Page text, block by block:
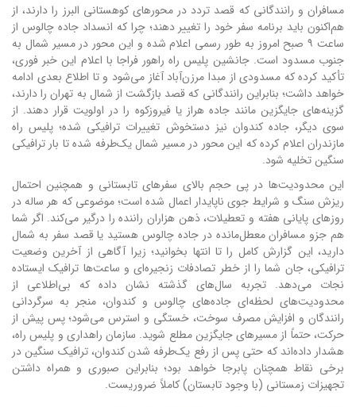
مسافران و رانندگانی که قصد تردد در محورهای کوهستانی البرز را دارند، از
هم‌اکنون باید برنامه سفر خود را تغییر دهند؛ چرا که انسداد جاده چالوس از
ساعت ۹ صبح امروز به طور رسمی اعلام شده و این محور در مسیر شمال به
جنوب مسدود است. جانشین پلیس راه راهور فراجا با اعلام این خبر فوری،
تأکید کرده که مسدودی از مبدا مرزن‌آباد آغاز می‌شود و تا اطلاع بعدی ادامه
خواهد داشت؛ بنابراین رانندگانی که قصد بازگشت از شمال به تهران را دارند،
گزینه‌های جایگزین مانند جاده هراز یا فیروزکوه را در اولویت قرار دهند. از
سوی دیگر، جاده کندوان نیز دستخوش تغییرات ترافیکی شده؛ پلیس راه
مازندران اعلام کرده که این محور در مسیر شمال یک‌طرفه شده تا بار ترافیکی
سنگین تخلیه شود.
این محدودیت‌ها در پی حجم بالای سفرهای تابستانی و همچنین احتمال
ریزش سنگ و شرایط جوی ناپایدار اعمال شده است؛ موضوعی که هر ساله در
روزهای پایانی هفته و تعطیلات، ذهن هزاران راننده را درگیر می‌کند. اگر شما
هم جزو مسافران معطل‌مانده در جاده چالوس هستید یا قصد سفر به شمال
دارید، این گزارش کامل را تا انتها بخوانید؛ زیرا آگاهی از آخرین وضعیت
ترافیکی، جان شما را از خطر تصادفات زنجیره‌ای و ساعت‌ها ترافیک ایستاده
نجات می‌دهد. تجربه سال‌های گذشته نشان داده که بی‌اطلاعی از
محدودیت‌های لحظه‌ای جاده‌های چالوس و کندوان، منجر به سرگردانی
رانندگان و افزایش مصرف سوخت، خستگی و استرس می‌شود؛ پس پیش از
حرکت، حتماً از مسیرهای جایگزین مطلع شوید. سازمان راهداری و پلیس راه،
هشدار داده‌اند که حتی پس از رفع یک‌طرفه شدن کندوان، ترافیک سنگین در
برخی نقاط همچنان پابرجا خواهد بود؛ بنابراین صبوری و همراه داشتن
تجهیزات زمستانی (با وجود تابستان) کاملاً ضروریست.